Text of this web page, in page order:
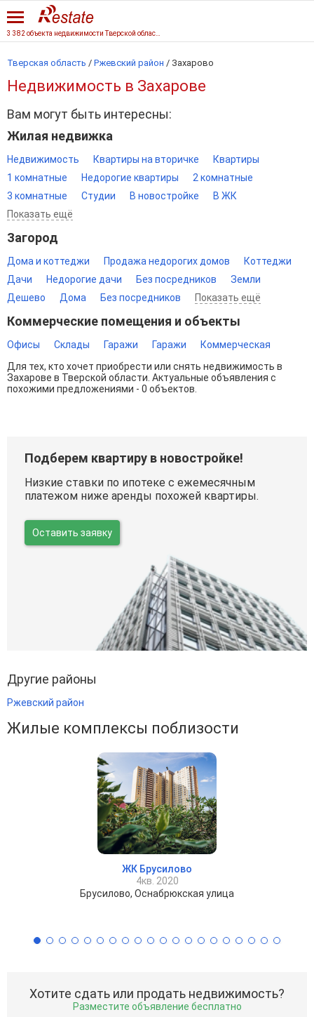
Тверская область / Ржевский район / Захарово
Недвижимость в Захарове
Вам могут быть интересны:
Жилая недвижка
Недвижимость Квартиры на вторичке
Квартиры
1 комнатные
Недорогие квартиры
2 комнатные
3 комнатные
Студии В новостройке
В ЖК
Показать ещё
Загород
Дома и коттеджи Продажа недорогих домов
Коттеджи
Дачи
Недорогие дачи Без посредников
Земли
Дешево
Дома Без посредников Показать ещё
Коммерческие помещения и объекты
Офисы Склады Гаражи Гаражи
Коммерческая
Для тех, кто хочет приобрести или снять недвижимость в
Захарове в Тверской области. Актуальные объявления с
похожими предложениями - 0 объектов.
Подберем квартиру в новостройке!
Низкие ставки по ипотеке с ежемесячным
платежом ниже аренды похожей квартиры.
Оставить заявку
Другие районы
Ржевский район
Жилые комплексы поблизости
ЖК Брусилово
4кв. 2020
Брусилово, Оснабрюкская улица
Хотите сдать или продать недвижимость?
Разместите объявление бесплатно